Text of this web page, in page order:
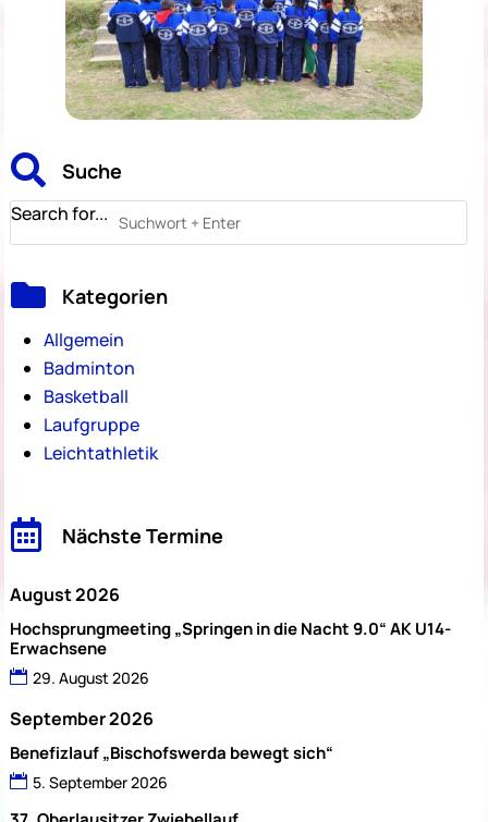
 Suche
Search for...
 Kategorien
Allgemein
Badminton
Basketball
Laufgruppe
Leichtathletik
 Nächste Termine
August 2026
Hochsprungmeeting „Springen in die Nacht 9.0“ AK U14-
Erwachsene
29. August 2026
September 2026
Benefizlauf „Bischofswerda bewegt sich“
5. September 2026